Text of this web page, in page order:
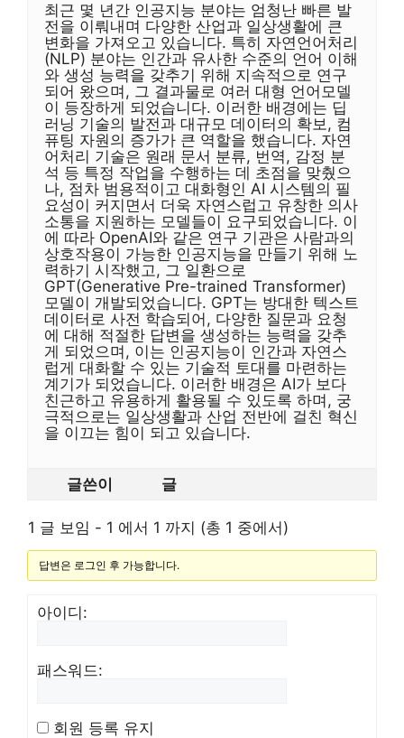
최근 몇 년간 인공지능 분야는 엄청난 빠른 발
전을 이뤄내며 다양한 산업과 일상생활에 큰
변화을 가져오고 있습니다. 특히 자연언어처리
(NLP) 분야는 인간과 유사한 수준의 언어 이해
와 생성 능력을 갖추기 위해 지속적으로 연구
되어 왔으며, 그 결과물로 여러 대형 언어모델
이 등장하게 되었습니다. 이러한 배경에는 딥
러닝 기술의 발전과 대규모 데이터의 확보, 컴
퓨팅 자원의 증가가 큰 역할을 했습니다. 자연
어처리 기술은 원래 문서 분류, 번역, 감정 분
석 등 특정 작업을 수행하는 데 초점을 맞췄으
나, 점차 범용적이고 대화형인 AI 시스템의 필
요성이 커지면서 더욱 자연스럽고 유창한 의사
소통을 지원하는 모델들이 요구되었습니다. 이
에 따라 OpenAI와 같은 연구 기관은 사람과의
상호작용이 가능한 인공지능을 만들기 위해 노
력하기 시작했고, 그 일환으로
GPT(Generative Pre-trained Transformer)
모델이 개발되었습니다. GPT는 방대한 텍스트
데이터로 사전 학습되어, 다양한 질문과 요청
에 대해 적절한 답변을 생성하는 능력을 갖추
게 되었으며, 이는 인공지능이 인간과 자연스
럽게 대화할 수 있는 기술적 토대를 마련하는
계기가 되었습니다. 이러한 배경은 AI가 보다
친근하고 유용하게 활용될 수 있도록 하며, 궁
극적으로는 일상생활과 산업 전반에 걸친 혁신
을 이끄는 힘이 되고 있습니다.
글쓴이 글
1 글 보임 - 1 에서 1 까지 (총 1 중에서)
답변은 로그인 후 가능합니다.
아이디:
패스워드:
회원 등록 유지